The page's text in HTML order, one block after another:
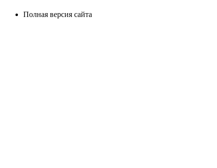
Полная версия сайта